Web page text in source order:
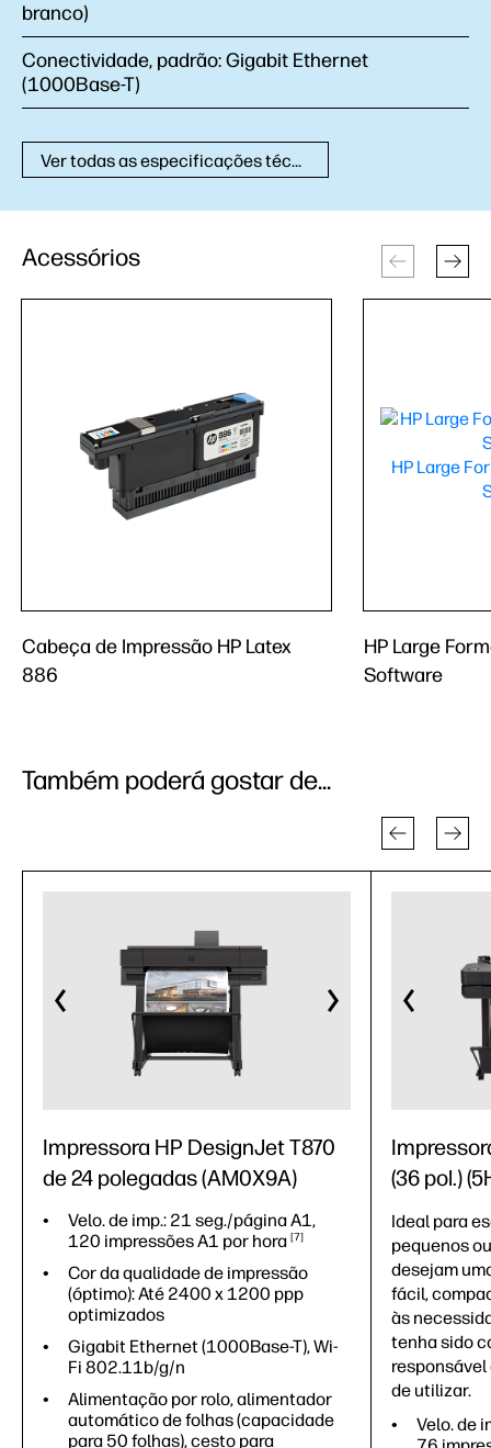
branco)
Conectividade, padrão:Gigabit Ethernet
(1000Base-T)
Ver todas as especificações técnicas
Acessórios
Cabeça de Impressão HP Latex
886
HP Large
Software
Também poderá gostar de...
Impressora HP DesignJet T870
de 24 polegadas (AM0X9A)
Velo. de imp.: 21 seg./página A1,
120 impressões A1 por hora 7
Cor da qualidade de impressão
(óptimo): Até 2400 x 1200 ppp
optimizados
Gigabit Ethernet (1000Base-T), Wi-
Fi 802.11b/g/n
Alimentação por rolo, alimentador
automático de folhas (capacidade
para 50 folhas), cesto para
(36 pol.)
Ideal para
pequenos
desejam
fácil,
às
tenha sido
de utilizar.
Velo. de